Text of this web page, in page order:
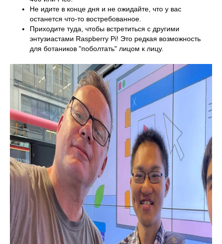
Не идите в конце дня и не ожидайте, что у вас
останется что-то востребованное.
Приходите туда, чтобы встретиться с другими
энтузиастами Raspberry Pi! Это редкая возможность
для ботаников "поболтать" лицом к лицу.